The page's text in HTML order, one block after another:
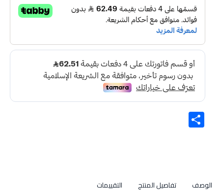
Share
الوصف تفاصيل المنتج التقييمات